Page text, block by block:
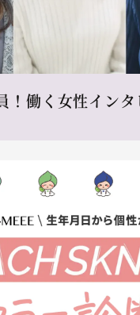
！働く女性インタ